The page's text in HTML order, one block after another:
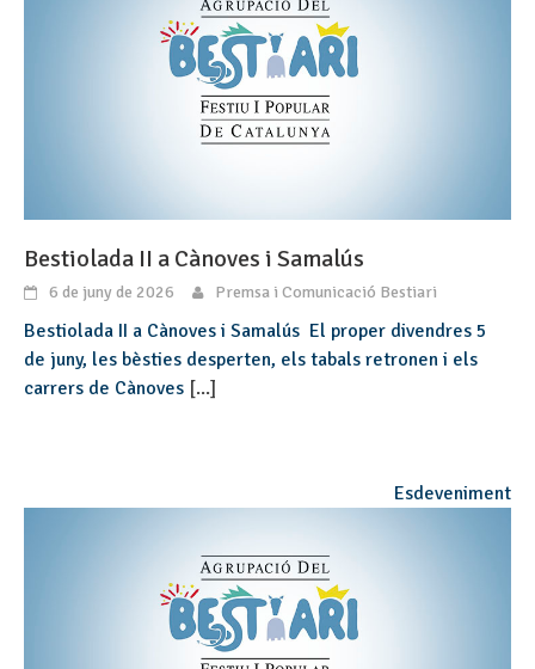
Bestiolada II a Cànoves i Samalús
6 de juny de 2026 Premsa i Comunicació Bestiari
Bestiolada II a Cànoves i Samalús El proper divendres 5
de juny, les bèsties desperten, els tabals retronen i els
carrers de Cànoves [...]
Esdeveniment